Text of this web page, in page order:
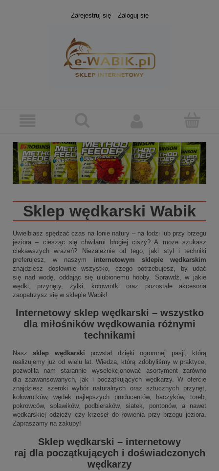
Zarejestruj się Zaloguj się
Sklep wędkarski Wabik
Uwielbiasz spędzać czas na łonie natury – na łodzi lub przy brzegu
jeziora – ciesząc się chwilami błogiej ciszy? A może szukasz
ciekawszych wrażeń? Niezależnie od tego, jaki styl i techniki
preferujesz, w naszym internetowym sklepie wędkarskim
znajdziesz dosłownie wszystko, czego potrzebujesz, by udać
się nad wodę, oddając się ulubionemu hobby. Sprawdź, w jakie
wędki, przynęty, żyłki, kołowrotki oraz pozostałe akcesoria
zaopatrzysz się w sklepie Wabik!
Internetowy sklep wędkarski – wszystko
dla miłośników wędkowania różnymi
technikami
Naszsklep wędkarski powstał dzięki ogromnej pasji, którą
realizujemy już od wielu lat. Wiedza, którą zdobyliśmy w praktyce,
pozwoliła nam starannie wyselekcjonować asortyment zarówno
dla zaawansowanych, jak i początkujących wędkarzy. W ofercie
znajdziesz szeroki wybór naturalnych oraz sztucznych przynęt,
kołowrotków, wędek najlepszych producentów, haczyków, toreb,
pokrowców, spławików, podbieraków, siatek, pontonów, a nawet
wędkarskiej odzieży czy krzeseł do łowienia przy brzegu jeziora.
Zapraszamy na zakupy!
Sklep wędkarski – internetowy
raj dla początkujących i doświadczonych
wędkarzy